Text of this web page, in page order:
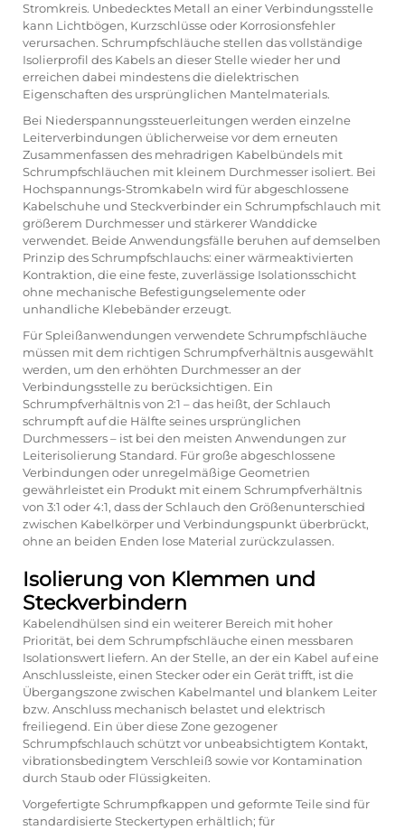
Stromkreis. Unbedecktes Metall an einer Verbindungsstelle
kann Lichtbögen, Kurzschlüsse oder Korrosionsfehler
verursachen. Schrumpfschläuche stellen das vollständige
Isolierprofil des Kabels an dieser Stelle wieder her und
erreichen dabei mindestens die dielektrischen
Eigenschaften des ursprünglichen Mantelmaterials.
Bei Niederspannungssteuerleitungen werden einzelne
Leiterverbindungen üblicherweise vor dem erneuten
Zusammenfassen des mehradrigen Kabelbündels mit
Schrumpfschläuchen mit kleinem Durchmesser isoliert. Bei
Hochspannungs-Stromkabeln wird für abgeschlossene
Kabelschuhe und Steckverbinder ein Schrumpfschlauch mit
größerem Durchmesser und stärkerer Wanddicke
verwendet. Beide Anwendungsfälle beruhen auf demselben
Prinzip des Schrumpfschlauchs: einer wärmeaktivierten
Kontraktion, die eine feste, zuverlässige Isolationsschicht
ohne mechanische Befestigungselemente oder
unhandliche Klebebänder erzeugt.
Für Spleißanwendungen verwendete Schrumpfschläuche
müssen mit dem richtigen Schrumpfverhältnis ausgewählt
werden, um den erhöhten Durchmesser an der
Verbindungsstelle zu berücksichtigen. Ein
Schrumpfverhältnis von 2:1 – das heißt, der Schlauch
schrumpft auf die Hälfte seines ursprünglichen
Durchmessers – ist bei den meisten Anwendungen zur
Leiterisolierung Standard. Für große abgeschlossene
Verbindungen oder unregelmäßige Geometrien
gewährleistet ein Produkt mit einem Schrumpfverhältnis
von 3:1 oder 4:1, dass der Schlauch den Größenunterschied
zwischen Kabelkörper und Verbindungspunkt überbrückt,
ohne an beiden Enden lose Material zurückzulassen.
Isolierung von Klemmen und
Steckverbindern
Kabelendhülsen sind ein weiterer Bereich mit hoher
Priorität, bei dem Schrumpfschläuche einen messbaren
Isolationswert liefern. An der Stelle, an der ein Kabel auf eine
Anschlussleiste, einen Stecker oder ein Gerät trifft, ist die
Übergangszone zwischen Kabelmantel und blankem Leiter
bzw. Anschluss mechanisch belastet und elektrisch
freiliegend. Ein über diese Zone gezogener
Schrumpfschlauch schützt vor unbeabsichtigtem Kontakt,
vibrationsbedingtem Verschleiß sowie vor Kontamination
durch Staub oder Flüssigkeiten.
Vorgefertigte Schrumpfkappen und geformte Teile sind für
standardisierte Steckertypen erhältlich; für